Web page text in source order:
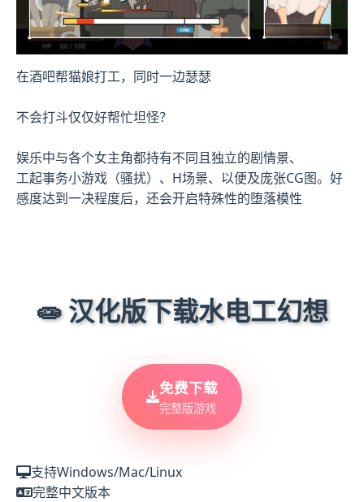
在酒吧帮猫娘打工，同时一边瑟瑟
不会打斗仅仅好帮忙坦怪？
娱乐中与各个女主角都持有不同且独立的剧情景、
工起事务小游戏（骚扰）、H场景、以便及庞张CG图。好
感度达到一决程度后，还会开启特殊性的堕落模性
🧫 汉化版下载水电工幻想
免费下载
完整版游戏
支持Windows/Mac/Linux
完整中文版本